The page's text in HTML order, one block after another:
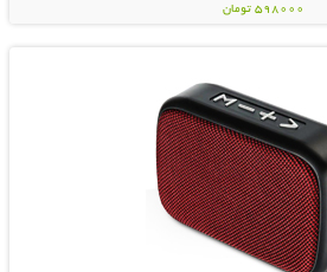
598000 تومان
نمایش توضیحات بیشتر